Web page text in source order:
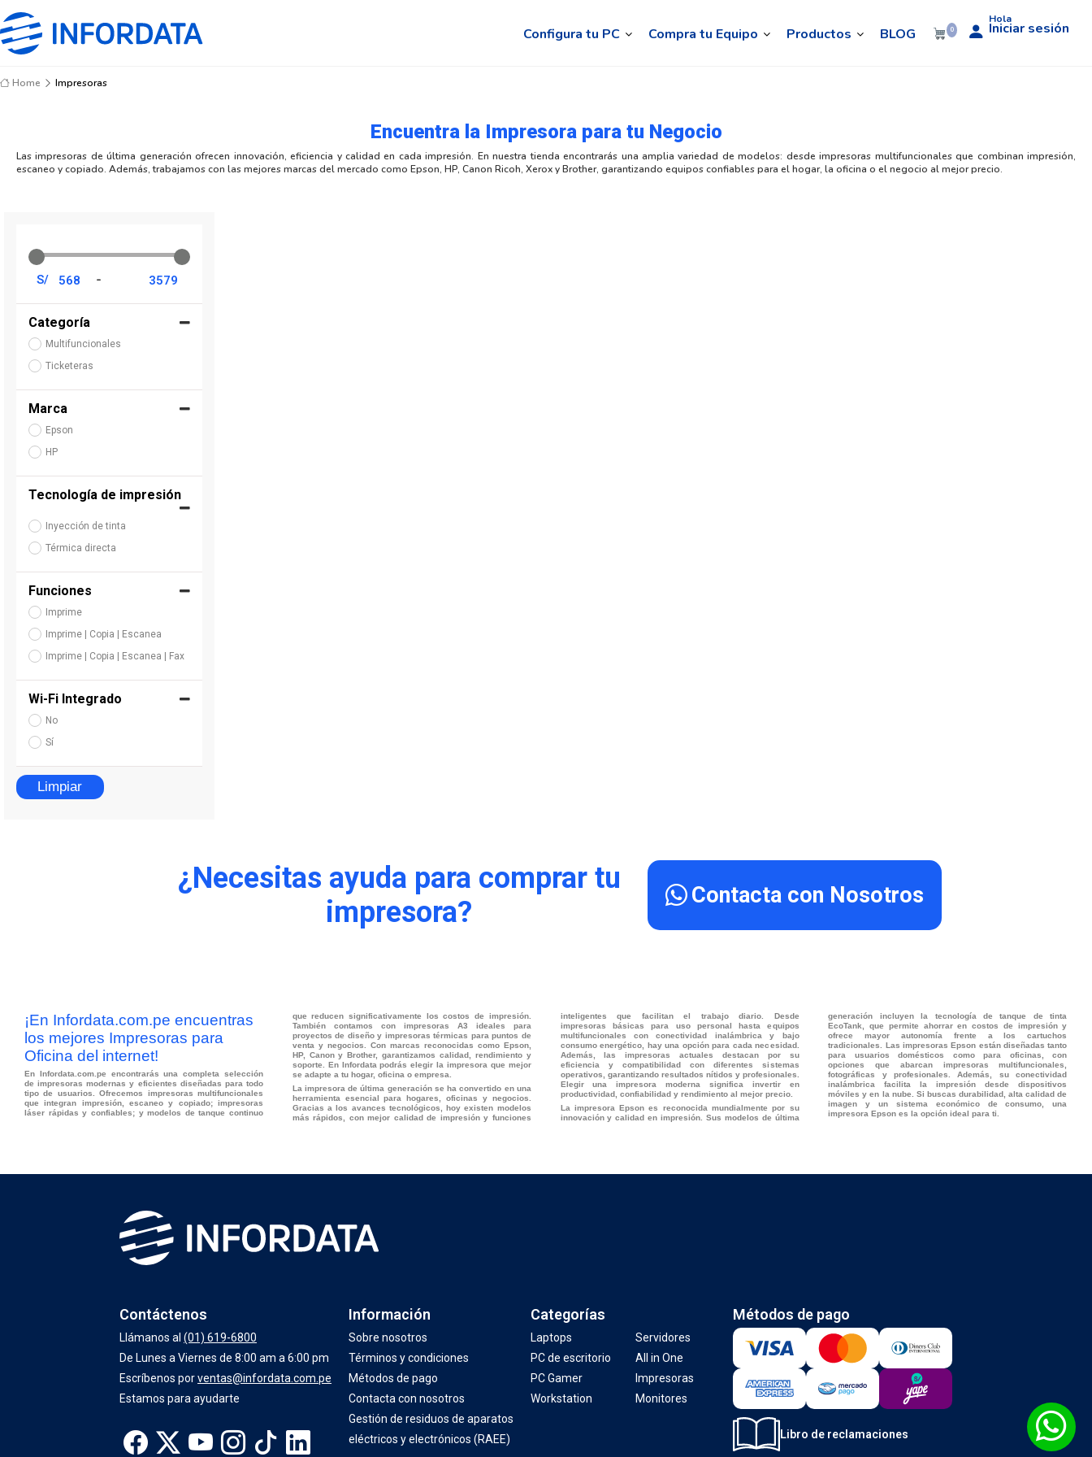
Configura tu PC Compra tu Equipo Productos BLOG 0
Hola
Iniciar sesión
Home Impresoras
Encuentra la Impresora para tu Negocio
Las impresoras de última generación ofrecen innovación, eficiencia y calidad en cada impresión. En nuestra tienda encontrarás una amplia variedad de modelos: desde impresoras multifuncionales que combinan impresión,
escaneo y copiado. Además, trabajamos con las mejores marcas del mercado como Epson, HP, Canon Ricoh, Xerox y Brother, garantizando equipos confiables para el hogar, la oficina o el negocio al mejor precio.
S/ -
Categoría
Multifuncionales
Ticketeras
Marca
Epson
HP
Tecnología de impresión
Inyección de tinta
Térmica directa
Funciones
Imprime
Imprime | Copia | Escanea
Imprime | Copia | Escanea | Fax
Wi-Fi Integrado
No
Sí
Limpiar
¿Necesitas ayuda para comprar tu
impresora?
Contacta con Nosotros
¡En Infordata.com.pe encuentras
los mejores Impresoras para
Oficina del internet!
En Infordata.com.pe encontrarás una completa selección
de impresoras modernas y eficientes diseñadas para todo
tipo de usuarios. Ofrecemos impresoras multifuncionales
que integran impresión, escaneo y copiado; impresoras
láser rápidas y confiables; y modelos de tanque continuo
que reducen significativamente los costos de impresión.
También contamos con impresoras A3 ideales para
proyectos de diseño y impresoras térmicas para puntos de
venta y negocios. Con marcas reconocidas como Epson,
HP, Canon y Brother, garantizamos calidad, rendimiento y
soporte. En Infordata podrás elegir la impresora que mejor
se adapte a tu hogar, oficina o empresa.
La impresora de última generación se ha convertido en una
herramienta esencial para hogares, oficinas y negocios.
Gracias a los avances tecnológicos, hoy existen modelos
más rápidos, con mejor calidad de impresión y funciones
inteligentes que facilitan el trabajo diario. Desde
impresoras básicas para uso personal hasta equipos
multifuncionales con conectividad inalámbrica y bajo
consumo energético, hay una opción para cada necesidad.
Además, las impresoras actuales destacan por su
eficiencia y compatibilidad con diferentes sistemas
operativos, garantizando resultados nítidos y profesionales.
Elegir una impresora moderna significa invertir en
productividad, confiabilidad y rendimiento al mejor precio.
La impresora Epson es reconocida mundialmente por su
innovación y calidad en impresión. Sus modelos de última
generación incluyen la tecnología de tanque de tinta
EcoTank, que permite ahorrar en costos de impresión y
ofrece mayor autonomía frente a los cartuchos
tradicionales. Las impresoras Epson están diseñadas tanto
para usuarios domésticos como para oficinas, con
opciones que abarcan impresoras multifuncionales,
fotográficas y profesionales. Además, su conectividad
inalámbrica facilita la impresión desde dispositivos
móviles y en la nube. Si buscas durabilidad, alta calidad de
imagen y un sistema económico de consumo, una
impresora Epson es la opción ideal para ti.
Contáctenos
Llámanos al (01) 619-6800
De Lunes a Viernes de 8:00 am a 6:00 pm
Escríbenos porventas@infordata.com.pe
Estamos para ayudarte
Información
Sobre nosotros
Términos y condiciones
Métodos de pago
Contacta con nosotros
Gestión de residuos de aparatos
eléctricos y electrónicos (RAEE)
Categorías
Laptops
PC de escritorio
PC Gamer
Workstation
Servidores
All in One
Impresoras
Monitores
Métodos de pago
Libro de reclamaciones